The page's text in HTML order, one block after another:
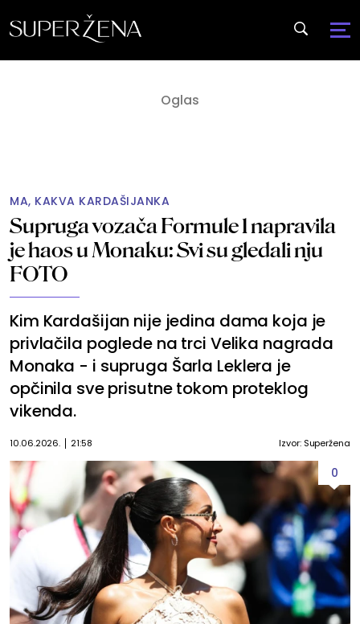
MA, KAKVA KARDAŠIJANKA
Supruga vozača Formule 1 napravila
je haos u Monaku: Svi su gledali nju
FOTO
Kim Kardašijan nije jedina dama koja je
privlačila poglede na trci Velika nagrada
Monaka - i supruga Šarla Leklera je
opčinila sve prisutne tokom proteklog
vikenda.
10.06.2026. 21:58 Izvor: Superžena
0